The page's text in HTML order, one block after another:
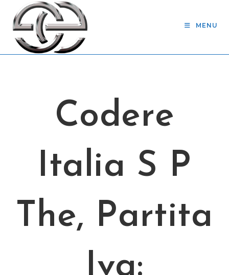
content
MENU
Codere
Italia S P
The, Partita
Iva: